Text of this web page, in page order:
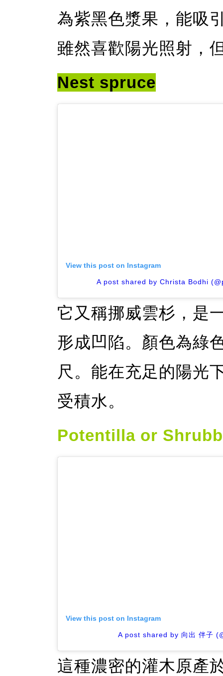
為紫黑色漿果，能吸
雖然喜歡陽光照射，
Nest spruce
View this post on Instagram
A post shared by Christa Bodhi
它又稱挪威雲杉，是
形成凹陷。顏色為綠
尺。能在充足的陽光
受積水。
Potentilla or
View this post on Instagram
A post shared by 向出 伴子
這種濃密的灌木原產